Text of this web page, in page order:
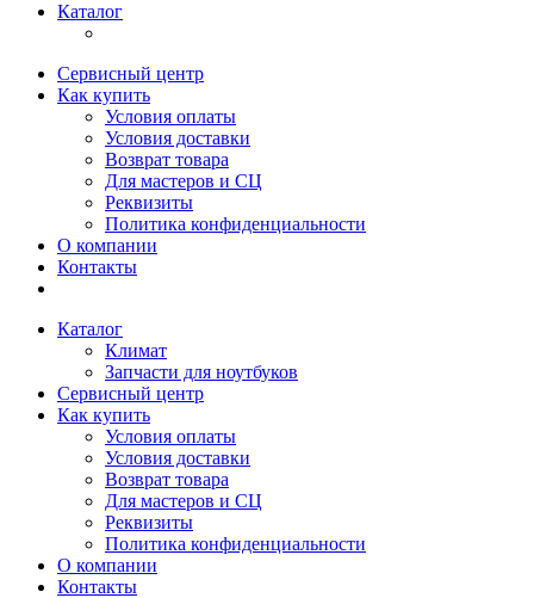
Каталог
Сервисный центр
Как купить
Условия оплаты
Условия доставки
Возврат товара
Для мастеров и СЦ
Реквизиты
Политика конфиденциальности
О компании
Контакты
Каталог
Климат
Запчасти для ноутбуков
Сервисный центр
Как купить
Условия оплаты
Условия доставки
Возврат товара
Для мастеров и СЦ
Реквизиты
Политика конфиденциальности
О компании
Контакты